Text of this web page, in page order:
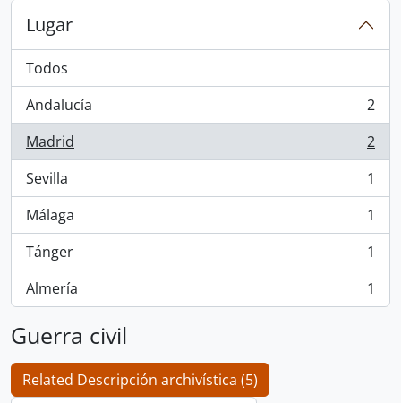
Lugar
Todos
Andalucía
, 2 resultados
2
Madrid
, 2 resultados
2
Sevilla
, 1 resultados
1
Málaga
, 1 resultados
1
Tánger
, 1 resultados
1
Almería
, 1 resultados 1
Guerra civil
Related Descripción archivística (5)